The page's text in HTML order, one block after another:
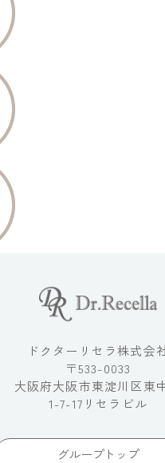
ドクターリセラ株式会
〒533-0033
大阪府大阪市東淀川区東
1-7-17リセラビル
グループトップ